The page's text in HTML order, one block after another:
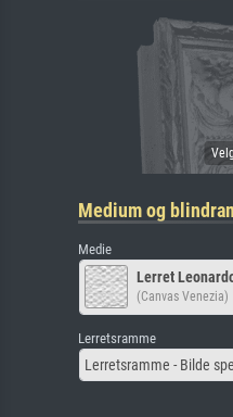
Medium og
Medie
Lerret
(Canvas Venezia)
Lerretsramme
Lerretsramme - Bilde